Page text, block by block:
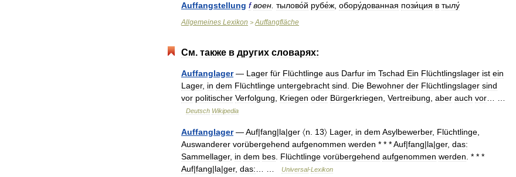
Auffangstellung f воен тылово́й рубе́ж обору́дованная пози́ция в тылу́
Allgemeines Lexikon > Auffangfläche
См. также в других словарях:
Auffanglager— Lager für Flüchtlinge aus Darfur im Tschad Ein Flüchtlingslager ist ein
Lager, in dem Flüchtlinge untergebracht sind Die Bewohner der Flüchtlingslager sind
vor politischer Verfolgung Kriegen oder Bürgerkriegen Vertreibung aber auch vor
Deutsch Wikipedia
Auffanglager—Auf|fang|la|ger 〈n 13〉 Lager, in dem Asylbewerber, Flüchtlinge
Auswanderer vorübergehend aufgenommen werden * * *Auf|fang|la|ger, das:
Sammellager, in dem bes Flüchtlinge vorübergehend aufgenommen werden . * * *
Auf|fang|la|ger, das: Universal-Lexikon